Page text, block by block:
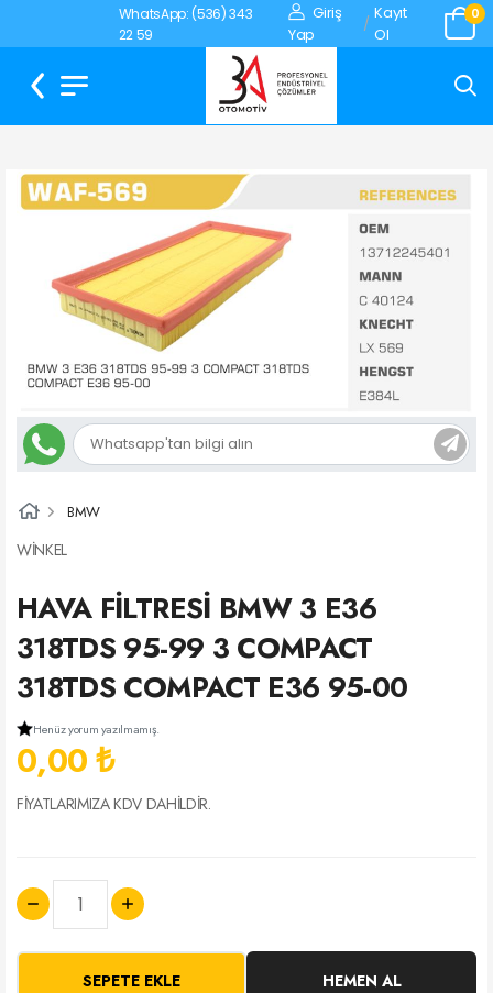
WhatsApp: (536) 343
22 59
Giriş
Yap
/
Kayıt
Ol
0
BMW
WİNKEL
HAVA FİLTRESİ BMW 3 E36
318TDS 95-99 3 COMPACT
318TDS COMPACT E36 95-00
Henüz yorum yazılmamış.
0,00 ₺
FİYATLARIMIZA KDV DAHİLDİR.
SEPETE EKLE HEMEN AL